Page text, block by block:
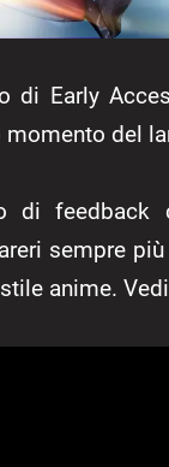
di Early
del
di feedback
sempre
anime.